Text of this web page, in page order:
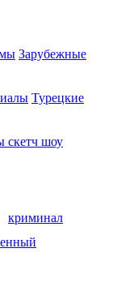
Зарубежные
Турецкие
скетч шоу
криминал